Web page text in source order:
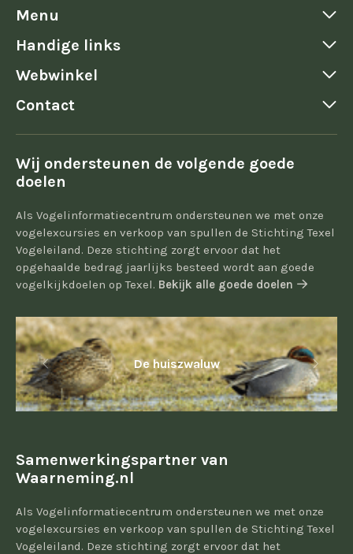
Menu
Handige links
Webwinkel
Contact
Wij ondersteunen de volgende goede
doelen
Als Vogelinformatiecentrum ondersteunen we met onze
vogelexcursies en verkoop van spullen de Stichting Texel
Vogeleiland. Deze stichting zorgt ervoor dat het
opgehaalde bedrag jaarlijks besteed wordt aan goede
vogelkijkdoelen op Texel. Bekijk alle goede doelen
De huiszwaluw
Samenwerkingspartner van
Waarneming.nl
Als Vogelinformatiecentrum ondersteunen we met onze
vogelexcursies en verkoop van spullen de Stichting Texel
Vogeleiland. Deze stichting zorgt ervoor dat het